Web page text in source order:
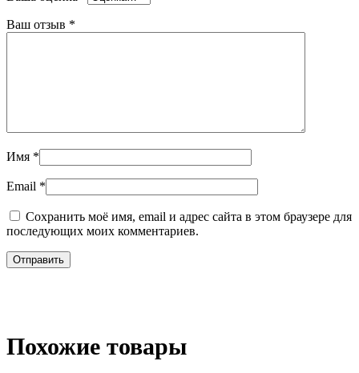
Ваш отзыв *
Имя *
Email *
Сохранить моё имя, email и адрес сайта в этом браузере для
последующих моих комментариев.
Похожие товары